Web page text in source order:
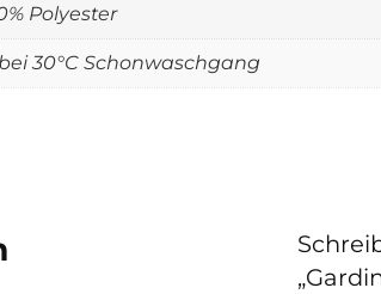
Polyester
30°C Schonwaschgang